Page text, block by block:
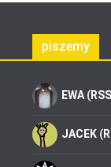
piszemy
EWA (RSS
JACEK (